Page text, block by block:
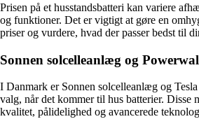
Prisen på et husstandsbatteri kan variere
og funktioner. Det er vigtigt at gøre en
priser og vurdere, hvad der passer bedst til
Sonnen solcelleanlæg og
I Danmark er Sonnen solcelleanlæg og
valg, når det kommer til hus batterier. Disse
kvalitet, pålidelighed og avancerede